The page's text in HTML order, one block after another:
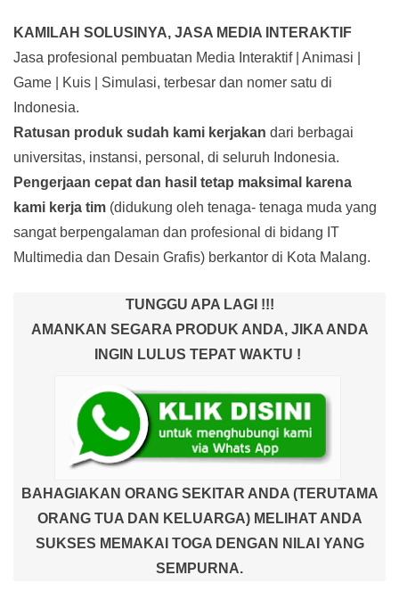
KAMILAH SOLUSINYA, JASA MEDIA INTERAKTIF
Jasa profesional pembuatan Media Interaktif | Animasi |
Game | Kuis | Simulasi, terbesar dan nomer satu di
Indonesia.
Ratusan produk sudah kami kerjakan dari berbagai
universitas, instansi, personal, di seluruh Indonesia.
Pengerjaan cepat dan hasil tetap maksimal karena
kami kerja tim (didukung oleh tenaga- tenaga muda yang
sangat berpengalaman dan profesional di bidang IT
Multimedia dan Desain Grafis) berkantor di Kota Malang.
TUNGGU APA LAGI !!!
AMANKAN SEGARA PRODUK ANDA, JIKA ANDA
INGIN LULUS TEPAT WAKTU !
BAHAGIAKAN ORANG SEKITAR ANDA (TERUTAMA
ORANG TUA DAN KELUARGA) MELIHAT ANDA
SUKSES MEMAKAI TOGA DENGAN NILAI YANG
SEMPURNA.